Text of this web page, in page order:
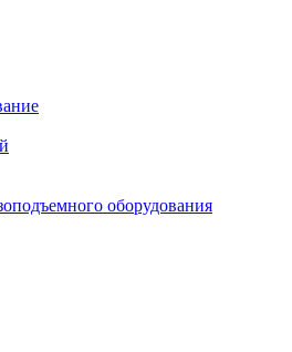
оборудования